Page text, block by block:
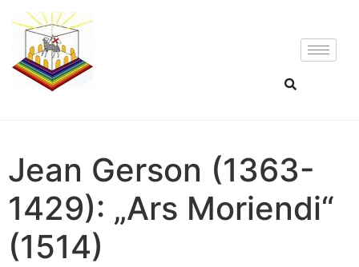
Jean Gerson (1363-
1429): „Ars Moriendi“
(1514)